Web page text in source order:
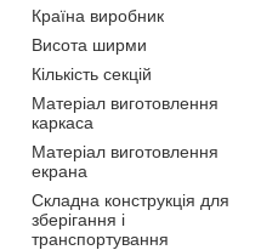
Країна виробник
Висота ширми
Кількість секцій
Матеріал виготовлення
каркаса
Матеріал виготовлення
екрана
Складна конструкція для
зберігання і
транспортування